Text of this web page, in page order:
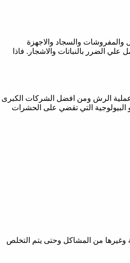
والمفروشات والسجاد والاجهزة
علي الضرر بالنباتات والاشجار. فاذا
الرش ومن افضل الشركات الكبرى
التي تقضي على الحشرات
وغيرها من المشاكل وحتى يتم التخلص